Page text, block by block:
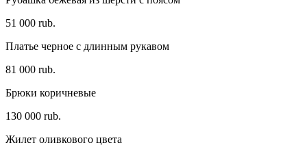
51 000 rub.
Платье черное c длинным рукавом
81 000 rub.
Брюки коричневые
130 000 rub.
Жилет оливкового цвета